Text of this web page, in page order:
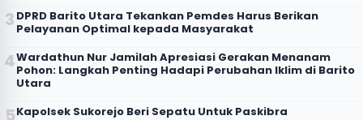
DPRD Barito Utara Tekankan Pemdes Harus Berikan
Pelayanan Optimal kepada Masyarakat
Wardathun Nur Jamilah Apresiasi Gerakan Menanam
Pohon: Langkah Penting Hadapi Perubahan Iklim di Barito
Utara
Kapolsek Sukorejo Beri Sepatu Untuk Paskibra